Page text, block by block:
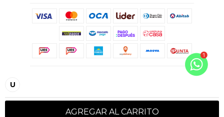
U
AGREGAR AL CARRITO